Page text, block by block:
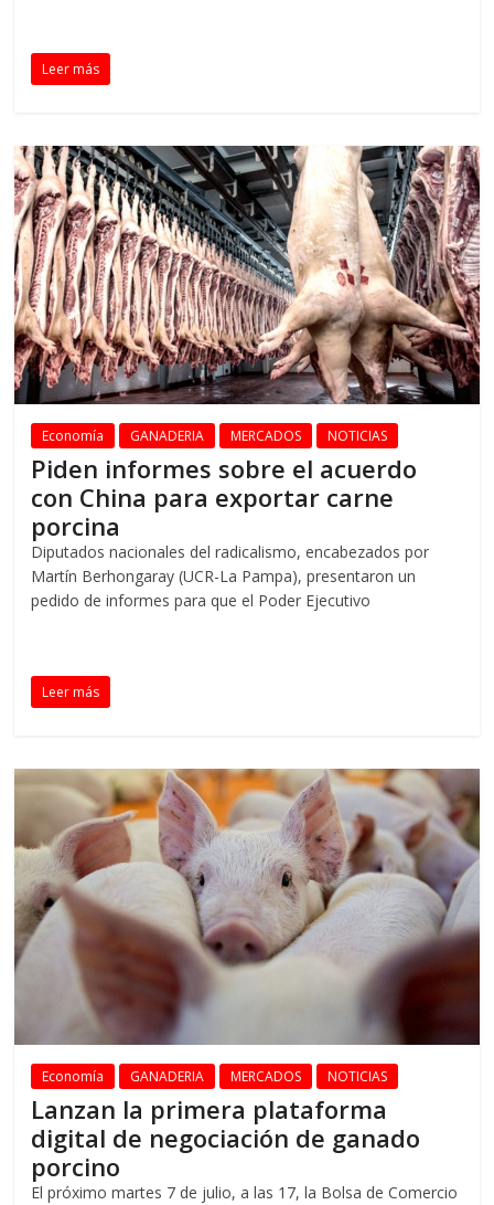
Leer más
Economía GANADERIA MERCADOS NOTICIAS
Piden informes sobre el acuerdo
con China para exportar carne
porcina
Diputados nacionales del radicalismo, encabezados por
Martín Berhongaray (UCR-La Pampa), presentaron un
pedido de informes para que el Poder Ejecutivo
Leer más
Economía GANADERIA MERCADOS NOTICIAS
Lanzan la primera plataforma
digital de negociación de ganado
porcino
El próximo martes 7 de julio, a las 17, la Bolsa de Comercio